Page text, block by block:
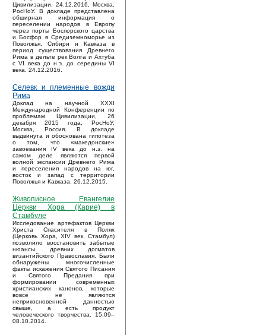
Цивилизации, 24.12.2016, Москва,
РосНоУ. В докладе представлена
обширная информация о
переселении народов в Европу
через порты Боспорского царства
и Босфор в Средиземноморье из
Поволжья, Сибири и Кавказа в
период существования Древнего
Рима в дельте рек Волга и Ахтуба
с VI века до н.э. до середины VI
века. 24.12.2016.
Селевк и племенные вожди
Рима
Доклад на научной XXXI
Международной Конференции по
проблемам Цивилизации, 26
декабря 2015 года, РосНоУ,
Москва, Россия. В докладе
выдвинута и обоснована гипотеза
о том, что «македонские»
завоевания IV века до н.э. на
самом деле являются первой
волной экспансии Древнего Рима
и переселения народов на юг,
восток и запад с территории
Поволжья и Кавказа. 26.12.2015.
Живописное Евангелие
Церкви Хора (Карие) в
Стамбуле
Исследование артефактов Церкви
Христа Спасителя в Полях
(Церковь Хора, XIV век, Стамбул)
позволило восстановить забытые
нюансы древних догматов
византийского Православия. Были
обнаружены многочисленные
факты искажения Святого Писания
и Святого Предания при
формировании современных
христианских канонов, которые
вовсе не являются
неприкосновенной данностью
свыше, а есть продукт
человеческого творчества. 15.09–
08.10.2014.